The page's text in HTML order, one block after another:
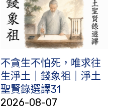
不貪生不怕死，唯求往
生淨土｜錢象祖｜淨土
聖賢錄選譯31
2026-08-07